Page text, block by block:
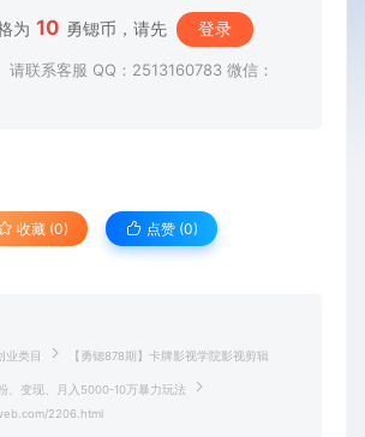
为 10 勇锶币，请先 登录
请联系客服 QQ：2513160783 微信：
收藏 (0) 点赞 (0)
业类目 【勇锶878期】卡牌影视学院影视剪辑
、变现、月入5000-10万暴力玩法
2206.html